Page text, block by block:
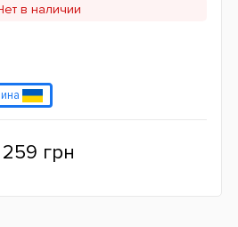
в наличии
259 грн